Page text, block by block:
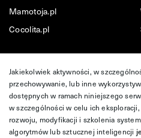
Mamotoja.pl
Cocolita.pl
Jakiekolwiek aktywności, w
przechowywanie, lub inne
dostępnych w ramach niniejszego
w szczególności w celu ich
rozwoju, modyfikacji i szkolenia
algorytmów lub sztucznej inteligencji